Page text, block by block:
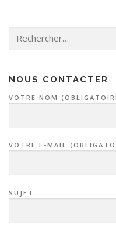
NOUS CONTACTER
VOTRE NOM
VOTRE E-MAIL
SUJET